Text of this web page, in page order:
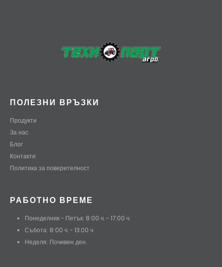
ПОЛЕЗНИ ВРЪЗКИ
Продукти
За нас
Блог
Контакти
Политика за поверителност
РАБОТНО ВРЕМЕ
Понеделник - Петък: 8:00 ч. - 17:00 ч.
Събота: 8:00 ч. - 13.00 ч.
Неделя: Почивен ден.